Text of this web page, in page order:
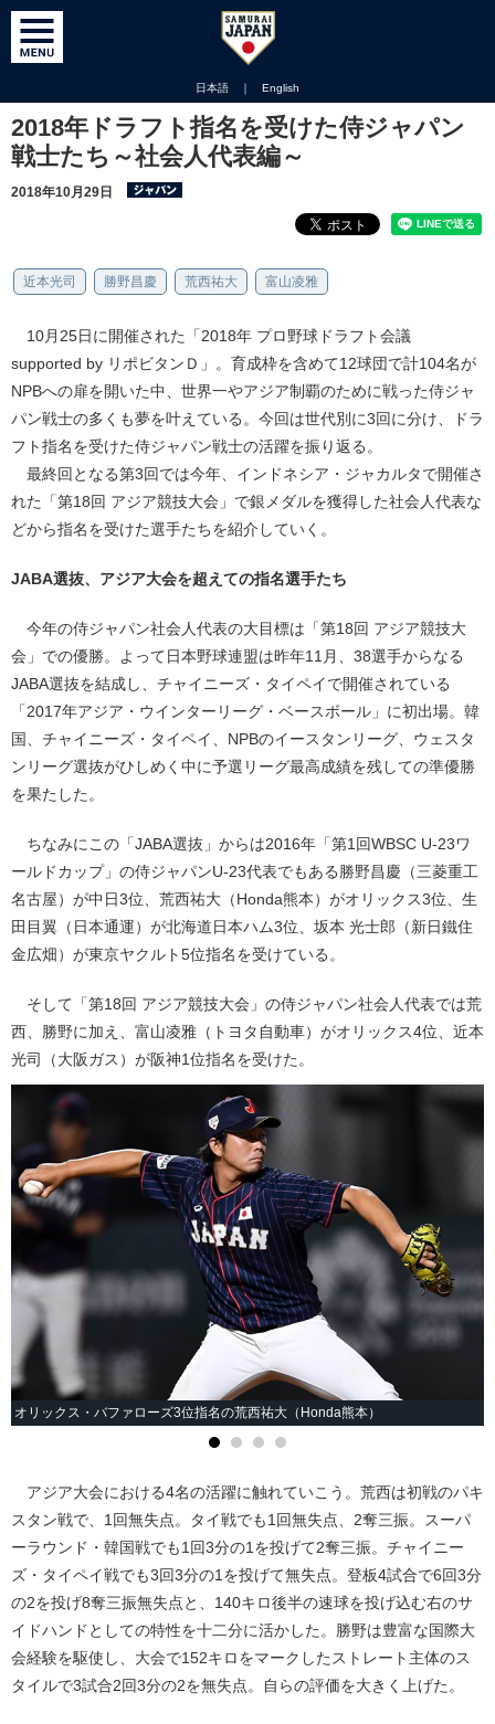
日本語 ｜ English
2018年ドラフト指名を受けた侍ジャパン
戦士たち～社会人代表編～
2018年10月29日
近本光司 勝野昌慶 荒西祐大 富山凌雅
10月25日に開催された「2018年 プロ野球ドラフト会議
supported by リポビタンＤ」。育成枠を含めて12球団で計104名が
NPBへの扉を開いた中、世界一やアジア制覇のために戦った侍ジャ
パン戦士の多くも夢を叶えている。今回は世代別に3回に分け、ドラ
フト指名を受けた侍ジャパン戦士の活躍を振り返る。
最終回となる第3回では今年、インドネシア・ジャカルタで開催さ
れた「第18回 アジア競技大会」で銀メダルを獲得した社会人代表な
どから指名を受けた選手たちを紹介していく。
JABA選抜、アジア大会を超えての指名選手たち
今年の侍ジャパン社会人代表の大目標は「第18回 アジア競技大
会」での優勝。よって日本野球連盟は昨年11月、38選手からなる
JABA選抜を結成し、チャイニーズ・タイペイで開催されている
「2017年アジア・ウインターリーグ・ベースボール」に初出場。韓
国、チャイニーズ・タイペイ、NPBのイースタンリーグ、ウェスタ
ンリーグ選抜がひしめく中に予選リーグ最高成績を残しての準優勝
を果たした。
ちなみにこの「JABA選抜」からは2016年「第1回WBSC U-23ワ
ールドカップ」の侍ジャパンU-23代表でもある勝野昌慶（三菱重工
名古屋）が中日3位、荒西祐大（Honda熊本）がオリックス3位、生
田目翼（日本通運）が北海道日本ハム3位、坂本 光士郎（新日鐵住
金広畑）が東京ヤクルト5位指名を受けている。
そして「第18回 アジア競技大会」の侍ジャパン社会人代表では荒
西、勝野に加え、富山凌雅（トヨタ自動車）がオリックス4位、近本
光司（大阪ガス）が阪神1位指名を受けた。
オリックス・バファローズ3位指名の荒西祐大（Honda熊本）
アジア大会における4名の活躍に触れていこう。荒西は初戦のパキ
スタン戦で、1回無失点。タイ戦でも1回無失点、2奪三振。スーパ
ーラウンド・韓国戦でも1回3分の1を投げて2奪三振。チャイニー
ズ・タイペイ戦でも3回3分の1を投げて無失点。登板4試合で6回3分
の2を投げ8奪三振無失点と、140キロ後半の速球を投げ込む右のサ
イドハンドとしての特性を十二分に活かした。勝野は豊富な国際大
会経験を駆使し、大会で152キロをマークしたストレート主体のス
タイルで3試合2回3分の2を無失点。自らの評価を大きく上げた。